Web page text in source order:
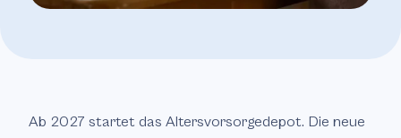
Ab 2027 startet das Altersvorsorgedepot. Die neue